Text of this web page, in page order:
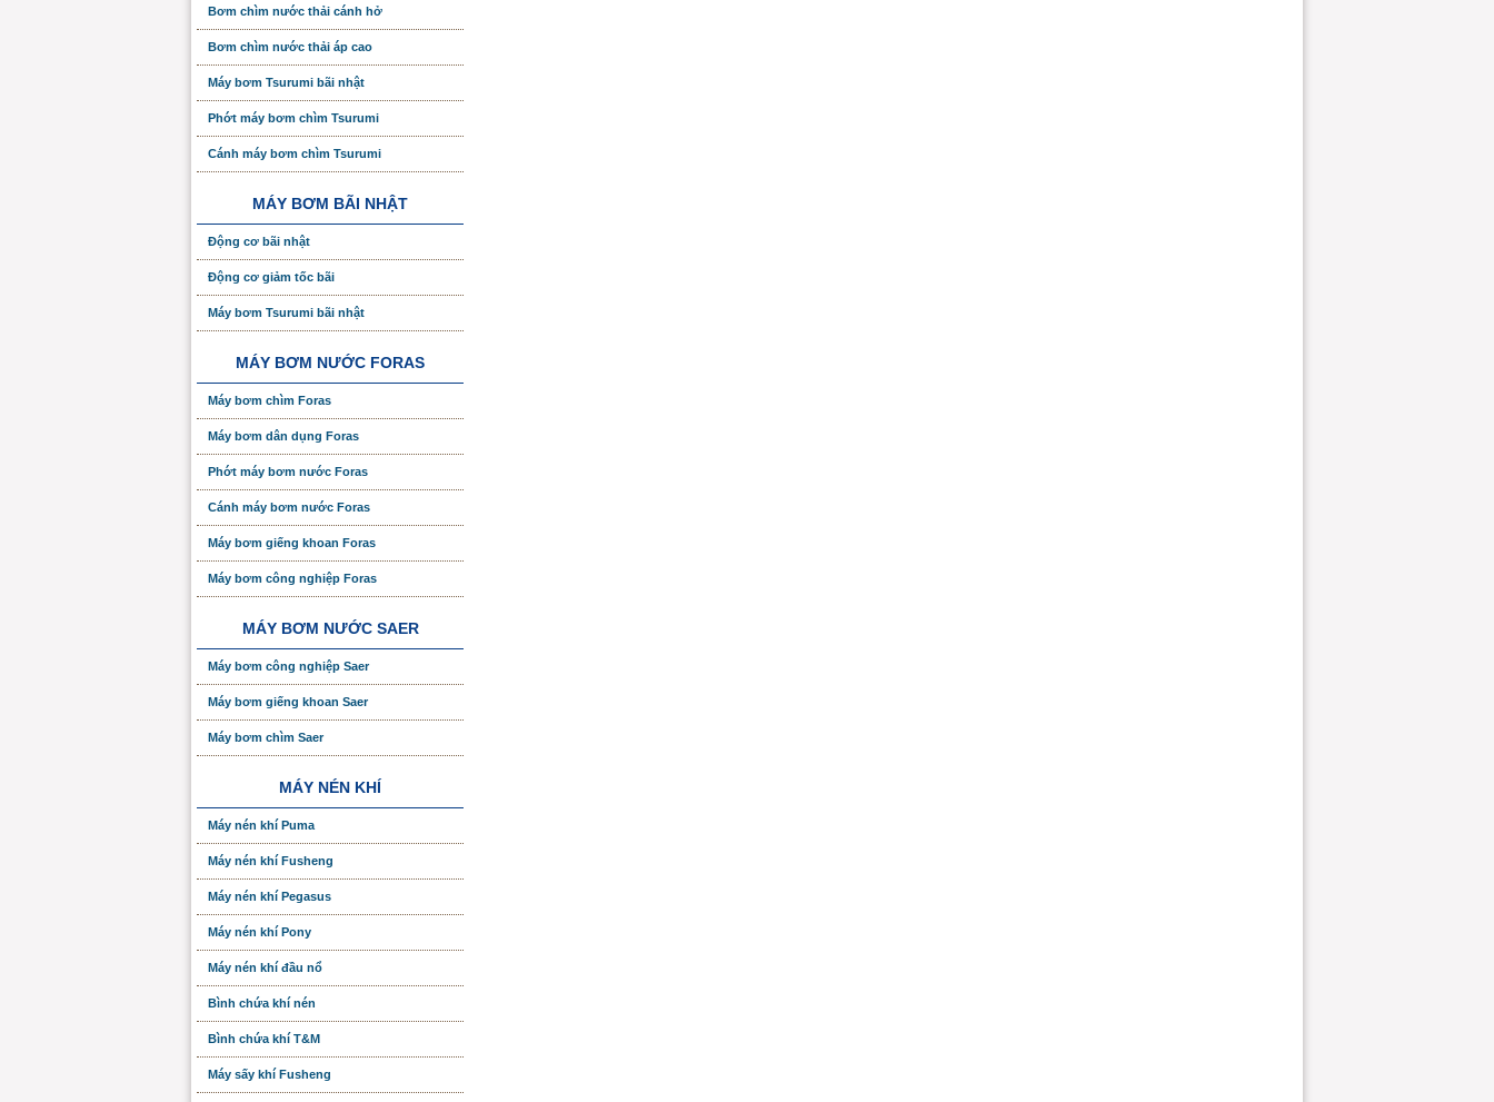
Bơm chìm nước thải cánh hở
Bơm chìm nước thải áp cao
Máy bơm Tsurumi bãi nhật
Phớt máy bơm chìm Tsurumi
Cánh máy bơm chìm Tsurumi
MÁY BƠM BÃI NHẬT
Động cơ bãi nhật
Động cơ giảm tốc bãi
Máy bơm Tsurumi bãi nhật
MÁY BƠM NƯỚC FORAS
Máy bơm chìm Foras
Máy bơm dân dụng Foras
Phớt máy bơm nước Foras
Cánh máy bơm nước Foras
Máy bơm giếng khoan Foras
Máy bơm công nghiệp Foras
MÁY BƠM NƯỚC SAER
Máy bơm công nghiệp Saer
Máy bơm giếng khoan Saer
Máy bơm chìm Saer
MÁY NÉN KHÍ
Máy nén khí Puma
Máy nén khí Fusheng
Máy nén khí Pegasus
Máy nén khí Pony
Máy nén khí đầu nổ
Bình chứa khí nén
Bình chứa khí T&M
Máy sấy khí Fusheng